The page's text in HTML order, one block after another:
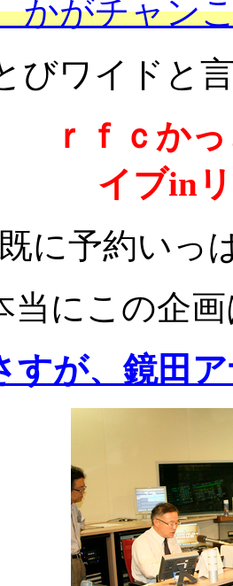
がチャン
びワイドと
ｒｆｃか
イブin
既に予約いっ
当にこの企
すが、鏡田